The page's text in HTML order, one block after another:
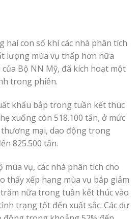
hai con số khi các nhà phân tích
lượng mùa vụ thấp hơn nữa
Bộ NN Mỹ, đã kích hoạt một
trong phiên.
khẩu bắp trong tuần kết thúc
xuống còn 518.100 tấn, ở mức
mại, dao động trong
825.500 tấn.
vụ, các nhà phân tích cho
thấy xếp hạng mùa vụ bắp giảm
nữa trong tuần kết thúc vào
trạng tốt đến xuất sắc. Các dự